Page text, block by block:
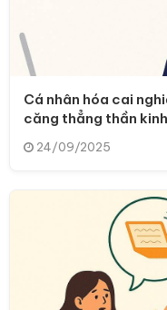
Cá nhân hóa cai
căng thẳng thần kinh
24/09/2025